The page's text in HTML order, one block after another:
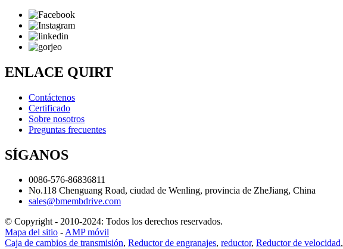
ENLACE QUIRT
Contáctenos
Certificado
Sobre nosotros
Preguntas frecuentes
SÍGANOS
0086-576-86836811
No.118 Chenguang Road, ciudad de Wenling, provincia de ZheJiang, China
sales@bmembdrive.com
© Copyright - 2010-2024: Todos los derechos reservados.
Mapa del sitio -AMP móvil
Caja de cambios de transmisión, Reductor de engranajes, reductor, Reductor de velocidad,